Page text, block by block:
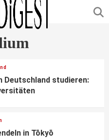
Deutschland studieren:
in Tōkyō